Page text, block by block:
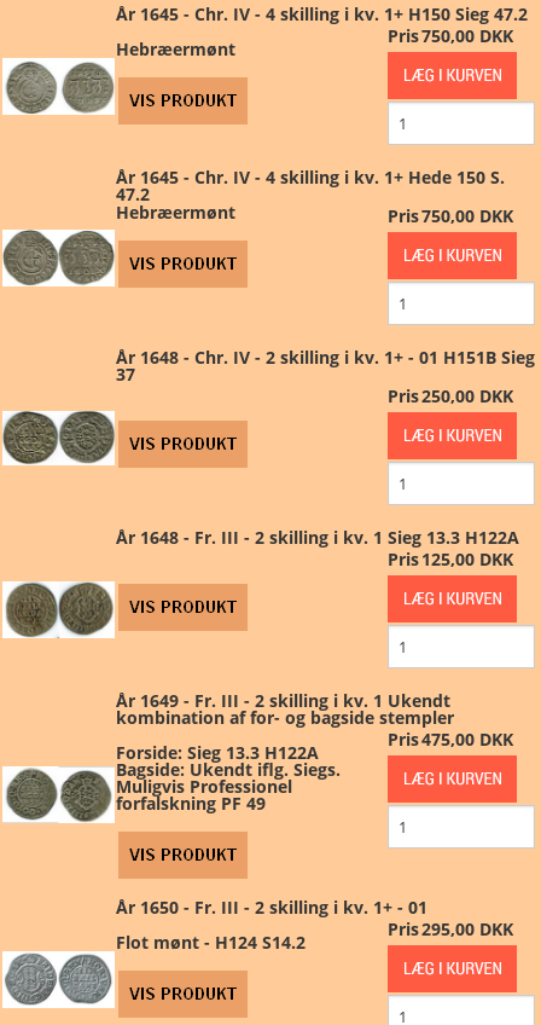
År 1645 - Chr. IV - 4 skilling i kv. 1+ H150 Sieg 47.2
Hebræermønt
Pris750,00 DKK
År 1645 - Chr. IV - 4 skilling i kv. 1+ Hede 150 S.
47.2
Hebræermønt Pris750,00 DKK
År 1648 - Chr. IV - 2 skilling i kv. 1+ - 01 H151B Sieg
37
Pris250,00 DKK
År 1648 - Fr. III - 2 skilling i kv. 1 Sieg 13.3 H122A
Pris125,00 DKK
År 1649 - Fr. III - 2 skilling i kv. 1 Ukendt
kombination af for- og bagside stempler
Forside: Sieg 13.3 H122A
Bagside: Ukendt iflg. Siegs.
Muligvis Professionel
forfalskning PF 49
Pris475,00 DKK
År 1650 - Fr. III - 2 skilling i kv. 1+ - 01
Flot mønt - H124 S14.2
Pris295,00 DKK